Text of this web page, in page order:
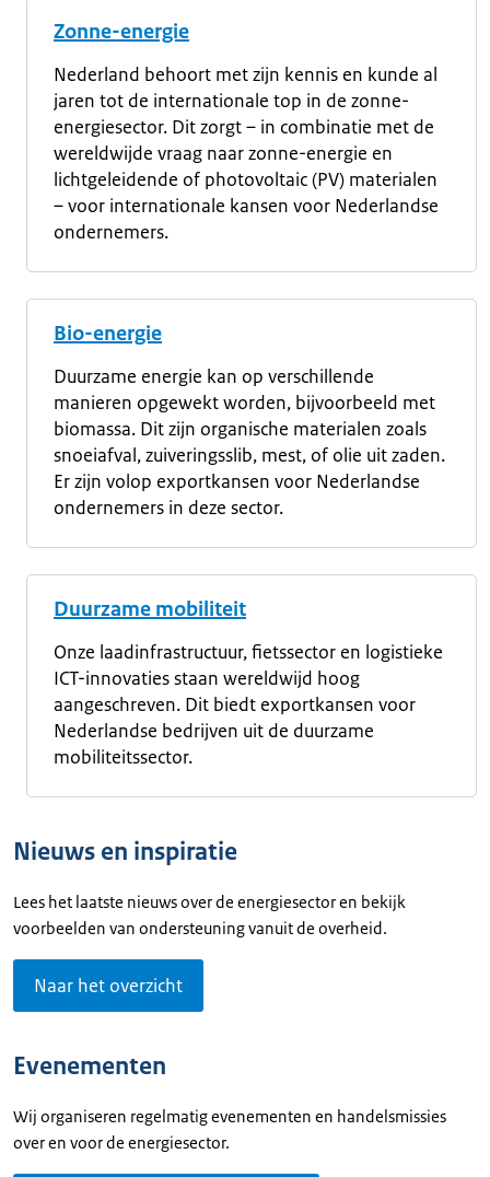
Zonne-energie
Nederland behoort met zijn kennis en kunde al
jaren tot de internationale top in de zonne-
energiesector. Dit zorgt – in combinatie met de
wereldwijde vraag naar zonne-energie en
lichtgeleidende of photovoltaic (PV) materialen
– voor internationale kansen voor Nederlandse
ondernemers.
Bio-energie
Duurzame energie kan op verschillende
manieren opgewekt worden, bijvoorbeeld met
biomassa. Dit zijn organische materialen zoals
snoeiafval, zuiveringsslib, mest, of olie uit zaden.
Er zijn volop exportkansen voor Nederlandse
ondernemers in deze sector.
Duurzame mobiliteit
Onze laadinfrastructuur, fietssector en logistieke
ICT-innovaties staan wereldwijd hoog
aangeschreven. Dit biedt exportkansen voor
Nederlandse bedrijven uit de duurzame
mobiliteitssector.
Nieuws en inspiratie
Lees het laatste nieuws over de energiesector en bekijk
voorbeelden van ondersteuning vanuit de overheid.
Naar het overzicht
Evenementen
Wij organiseren regelmatig evenementen en handelsmissies
over en voor de energiesector.